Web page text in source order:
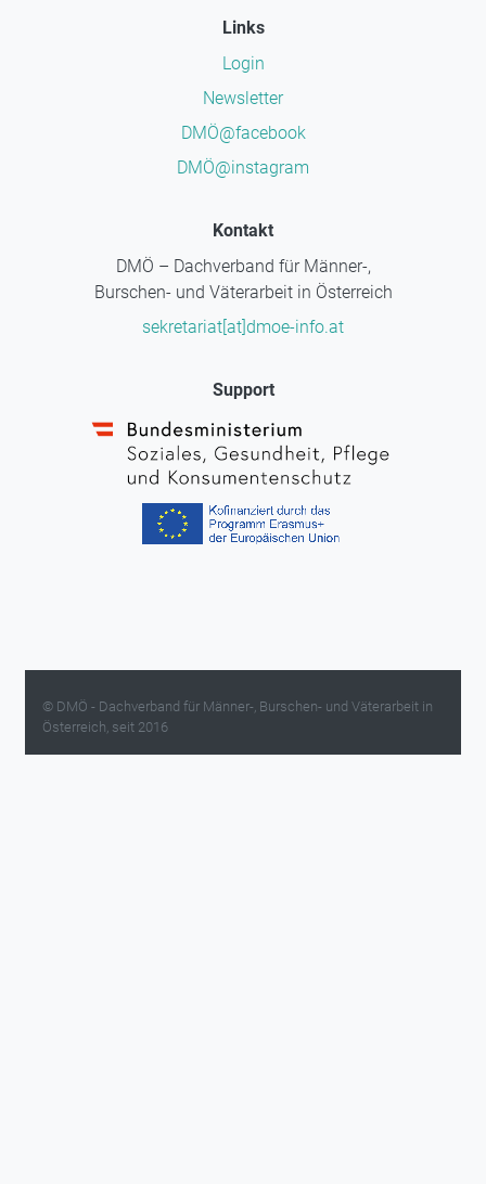
Links
Login
Newsletter
DMÖ@facebook
DMÖ@instagram
Kontakt
DMÖ – Dachverband für Männer-,
Burschen- und Väterarbeit in Österreich
sekretariat[at]dmoe-info.at
Support
© DMÖ - Dachverband für Männer-, Burschen- und Väterarbeit in
Österreich, seit 2016